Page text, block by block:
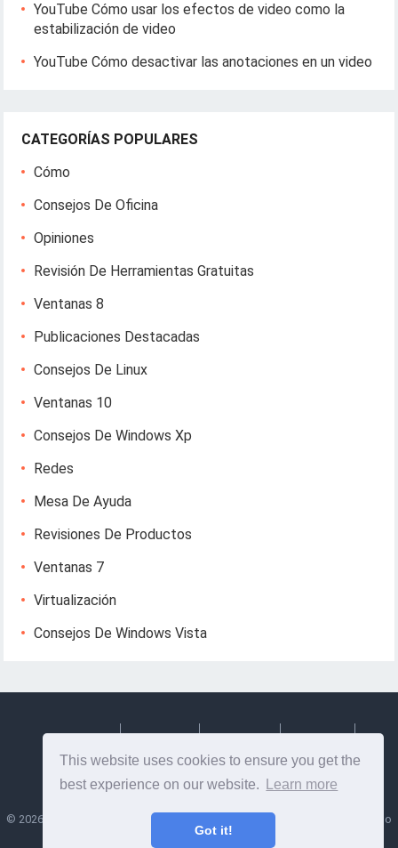
This website uses cookies to ensure you get the
best experience on our website.
Learn more
Got it!
YouTube Cómo usar los efectos de video como la
estabilización de video
YouTube Cómo desactivar las anotaciones en un video
CATEGORÍAS POPULARES
Cómo
Consejos De Oficina
Opiniones
Revisión De Herramientas Gratuitas
Ventanas 8
Publicaciones Destacadas
Consejos De Linux
Ventanas 10
Consejos De Windows Xp
Redes
Mesa De Ayuda
Revisiones De Productos
Ventanas 7
Virtualización
Consejos De Windows Vista
© 2026 Lesptitesaffairesdemayl
- Consejos e información útil sobre diseño
web y desarrollo web!